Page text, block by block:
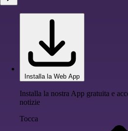
Installa la Web App
Installa la nostra App gratuita e
notizie
Tocca